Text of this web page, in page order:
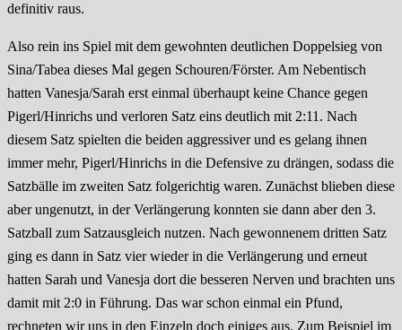
definitiv raus.
Also rein ins Spiel mit dem gewohnten deutlichen Doppelsieg von
Sina/Tabea dieses Mal gegen Schouren/Förster. Am Nebentisch
hatten Vanesja/Sarah erst einmal überhaupt keine Chance gegen
Pigerl/Hinrichs und verloren Satz eins deutlich mit 2:11. Nach
diesem Satz spielten die beiden aggressiver und es gelang ihnen
immer mehr, Pigerl/Hinrichs in die Defensive zu drängen, sodass die
Satzbälle im zweiten Satz folgerichtig waren. Zunächst blieben diese
aber ungenutzt, in der Verlängerung konnten sie dann aber den 3.
Satzball zum Satzausgleich nutzen. Nach gewonnenem dritten Satz
ging es dann in Satz vier wieder in die Verlängerung und erneut
hatten Sarah und Vanesja dort die besseren Nerven und brachten uns
damit mit 2:0 in Führung. Das war schon einmal ein Pfund,
rechneten wir uns in den Einzeln doch einiges aus. Zum Beispiel im